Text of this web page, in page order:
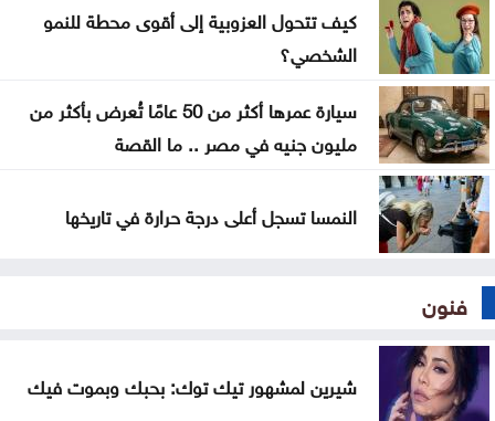
كيف تتحول العزوبية إلى أقوى محطة للنمو
الشخصي؟
سيارة عمرها أكثر من 50 عامًا تُعرض بأكثر من
مليون جنيه في مصر .. ما القصة
النمسا تسجل أعلى درجة حرارة في تاريخها
فنون
شيرين لمشهور تيك توك: بحبك وبموت فيك